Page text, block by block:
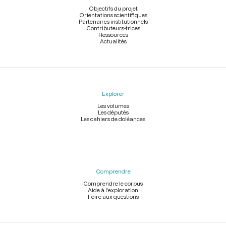
Objectifs du projet
Orientations scientifiques
Partenaires institutionnels
Contributeurs-trices
Ressources
Actualités
Explorer
Les volumes
Les députés
Les cahiers de doléances
Comprendre
Comprendre le corpus
Aide à l'exploration
Foire aux questions